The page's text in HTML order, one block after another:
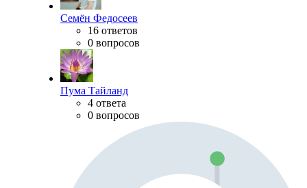
Семён Федосеев
16 ответов
0 вопросов
Пума Тайланд
4 ответа
0 вопросов